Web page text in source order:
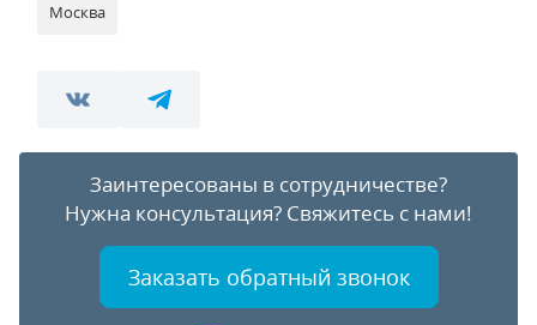
Москва
Заинтересованы в сотрудничестве?
Нужна консультация? Свяжитесь с нами!
Заказать обратный звонок